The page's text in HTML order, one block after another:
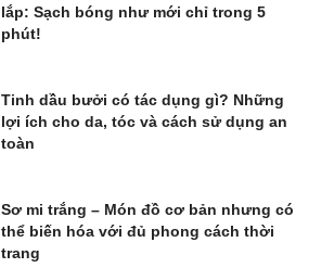
lắp: Sạch bóng như mới chỉ trong 5
phút!
Tinh dầu bưởi có tác dụng gì? Những
lợi ích cho da, tóc và cách sử dụng an
toàn
Sơ mi trắng – Món đồ cơ bản nhưng có
thể biến hóa với đủ phong cách thời
trang